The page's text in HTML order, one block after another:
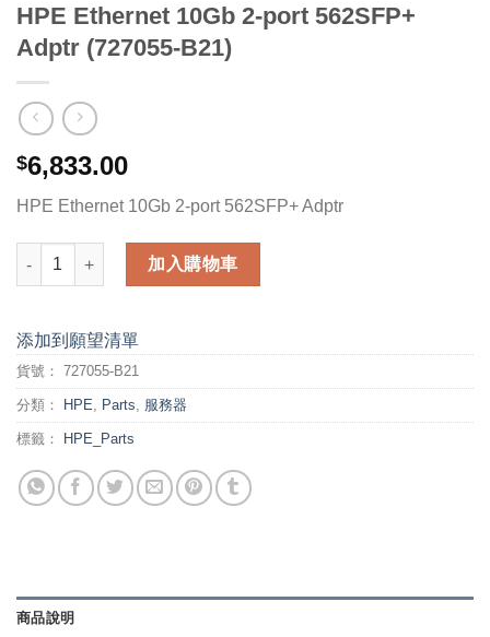
HPE Ethernet 10Gb 2-port 562SFP+
Adptr (727055-B21)
$6,833.00
HPE Ethernet 10Gb 2-port 562SFP+ Adptr
HPE Ethernet 10Gb 2-port 562SFP+ Adptr (727055-B21) 數量
加入購物車
添加到願望清單
貨號： 727055-B21
分類： HPE, Parts, 服務器
標籤： HPE_Parts
商品說明